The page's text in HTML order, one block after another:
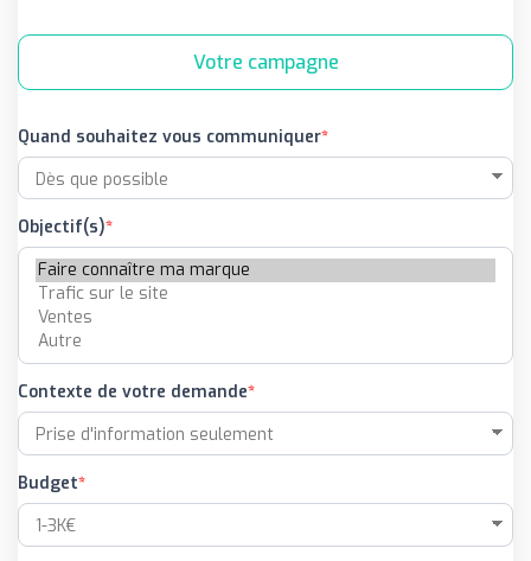
Votre campagne
Quand souhaitez vous communiquer
Objectif(s)
Contexte de votre demande
Budget